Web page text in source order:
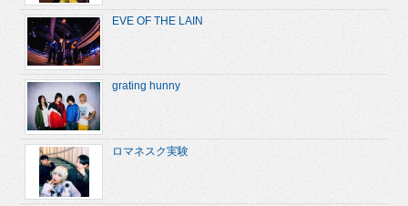
EVE OF THE LAIN
grating hunny
ロマネスク実験